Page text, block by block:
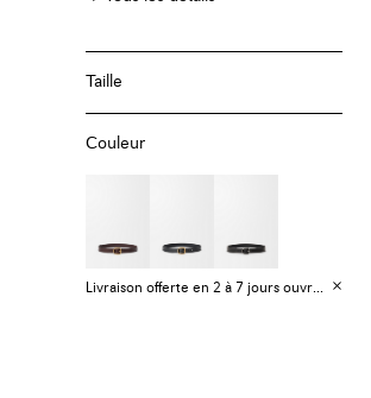
Taille
Couleur
Livraison offerte en 2 à 7 jours ouvrables